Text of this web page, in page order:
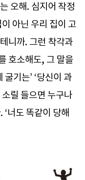
오해. 심지어 작정
아닌 우리 집이 고
니까. 그런 착각과
호소해도, 그 말을
기는’ ‘당신이 과
소릴 들으면 누구나
너도 똑같이 당해